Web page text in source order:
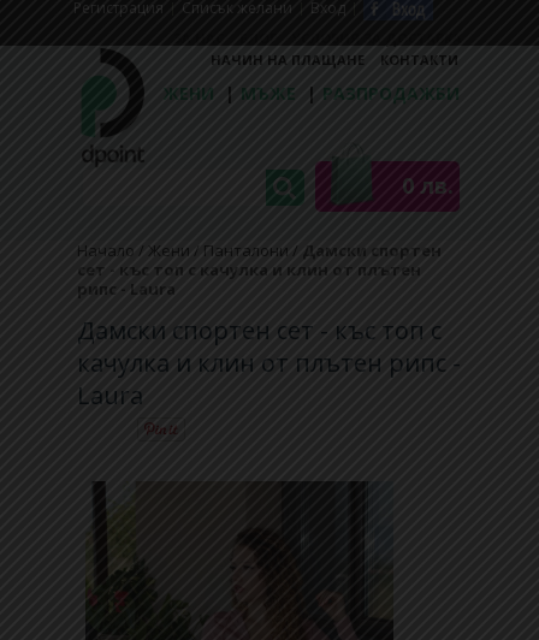
Регистрaция Списък желани Вход
НАЧИН НА ПЛАЩАНЕ
КОНТАКТИ
ЖЕНИ | МЪЖЕ | РАЗПРОДАЖБИ
0 лв.
Начало / Жени / Панталони / Дамски спортен
сет - къс топ с качулка и клин от плътен
рипс - Laura
Дамски спортен сет - къс топ с
качулка и клин от плътен рипс -
Laura